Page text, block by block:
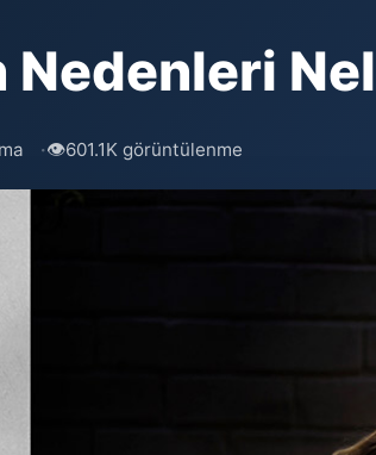
Nedenleri
👁601.1K görüntülenme